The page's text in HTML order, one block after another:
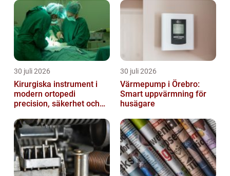
30 juli 2026
Kirurgiska instrument i
modern ortopedi
precision, säkerhet och
30 juli 2026
Värmepump i Örebro:
Smart uppvärmning för
husägare